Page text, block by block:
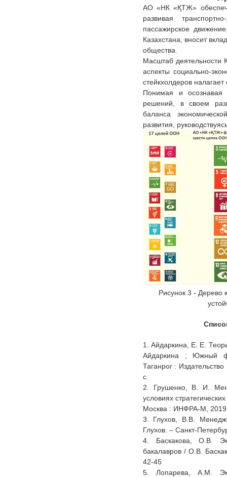
АО «НК «ҚТЖ»
развивая
пассажирское
Казахстана, вносит
общества.
Масштаб деятельности
аспекты социально-
стейкхолдеров
Понимая и осознавая
решений, в своем
баланса
развития,
Рисунок 3 - Дерево
1. Айдаркина, Е. Е.
Айдаркина ; Южный
Таганрог :
с.
2. Грушенко, В. И.
условиях
Москва : ИНФРА-М,
3. Глухов, В.В.
Глухов. – Санкт-
4. Баскакова, О.В.
бакалавров / О.В.
42-45
5. Лопарева, А.М.